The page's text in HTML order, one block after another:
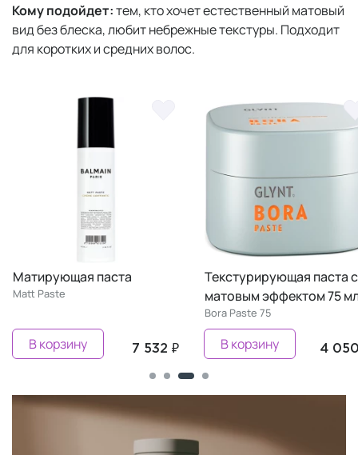
Кому подойдет:тем, кто хочет естественный матовый
вид без блеска, любит небрежные текстуры. Подходит
для коротких и средних волос.
Матирующая паста
Matt Paste
7 532 ₽
В корзину
Текстурирующая паста с
матовым эффектом 75
Bora Paste 75
4
В корзину